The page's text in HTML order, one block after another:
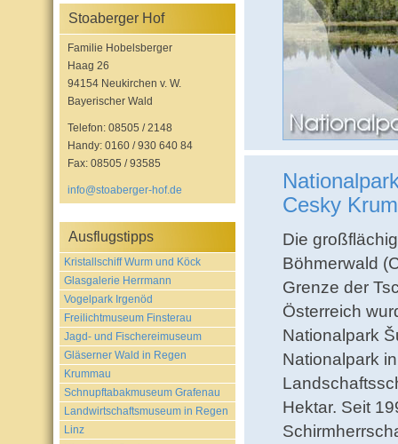
Stoaberger Hof
Familie Hobelsberger
Haag 26
94154 Neukirchen v. W.
Bayerischer Wald
Telefon: 08505 / 2148
Handy: 0160 / 930 640 84
Fax: 08505 / 93585
info@stoaberger-hof.de
Ausflugstipps
Kristallschiff Wurm und Köck
Glasgalerie Herrmann
Vogelpark Irgenöd
Freilichtmuseum Finsterau
Jagd- und Fischereimuseum
Gläserner Wald in Regen
Krummau
Schnupftabakmuseum Grafenau
Landwirtschaftsmuseum in Regen
Linz
Cesky
Die
Böhmerwald
Grenze der
Österreich
Nationalpark
Nationalpark
Hektar. Seit